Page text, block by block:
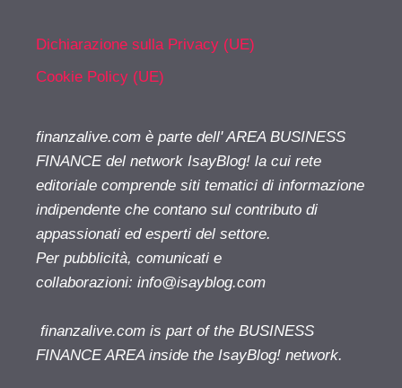
Dichiarazione sulla Privacy (UE)
Cookie Policy (UE)
finanzalive.com è parte dell' AREA BUSINESS
FINANCE del network IsayBlog! la cui rete
editoriale comprende siti tematici di informazione
indipendente che contano sul contributo di
appassionati ed esperti del settore.
Per pubblicità, comunicati e
collaborazioni: info@isayblog.com
finanzalive.com is part of the BUSINESS
FINANCE AREA inside the IsayBlog! network.